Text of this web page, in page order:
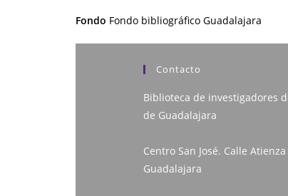
Fondo Fondo bibliográfico Guadalajara
Contacto
Biblioteca de investigadores
de Guadalajara
Centro San José. Calle Atienza
Guadalajara